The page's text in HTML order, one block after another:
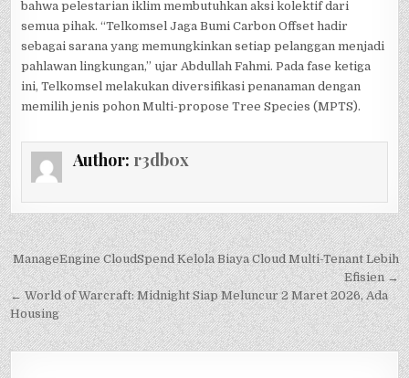
bahwa pelestarian iklim membutuhkan aksi kolektif dari
semua pihak. “Telkomsel Jaga Bumi Carbon Offset hadir
sebagai sarana yang memungkinkan setiap pelanggan menjadi
pahlawan lingkungan,” ujar Abdullah Fahmi. Pada fase ketiga
ini, Telkomsel melakukan diversifikasi penanaman dengan
memilih jenis pohon Multi-propose Tree Species (MPTS).
Author: r3db0x
Post
navigation
ManageEngine CloudSpend Kelola Biaya Cloud Multi-Tenant Lebih
Efisien →
← World of Warcraft: Midnight Siap Meluncur 2 Maret 2026, Ada
Housing